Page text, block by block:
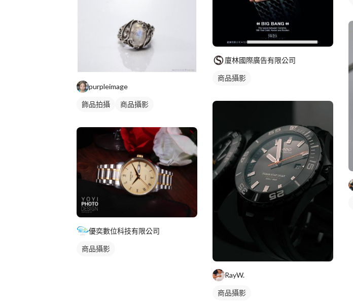
purpleimage
飾品拍攝 商品攝影
優奕數位科技有限公司
商品攝影
廈林國際廣告有限公司
商品攝影
RayW.
商品攝影